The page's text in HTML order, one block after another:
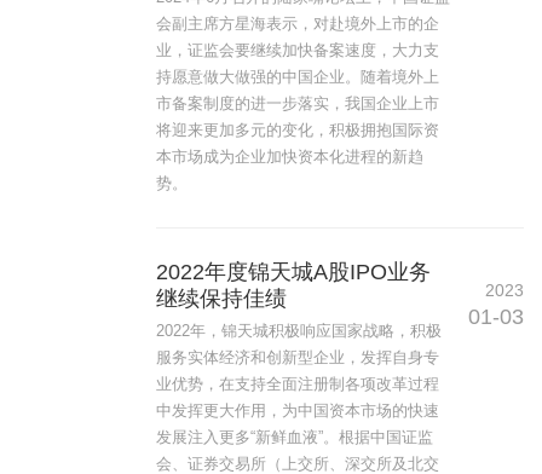
会副主席方星海表示，对赴境外上市的企
业，证监会要继续加快备案速度，大力支
持愿意做大做强的中国企业。随着境外上
市备案制度的进一步落实，我国企业上市
将迎来更加多元的变化，积极拥抱国际资
本市场成为企业加快资本化进程的新趋
势。
2022年度锦天城A股IPO业务
继续保持佳绩
2022年，锦天城积极响应国家战略，积极
服务实体经济和创新型企业，发挥自身专
业优势，在支持全面注册制各项改革过程
中发挥更大作用，为中国资本市场的快速
发展注入更多“新鲜血液”。根据中国证监
会、证券交易所（上交所、深交所及北交
2023
01-03